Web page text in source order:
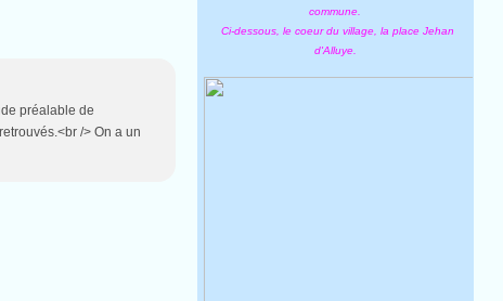
préalable de
/> On a un
commune.
Ci-dessous, le coeur du village, la place Jehan
d'Alluye.